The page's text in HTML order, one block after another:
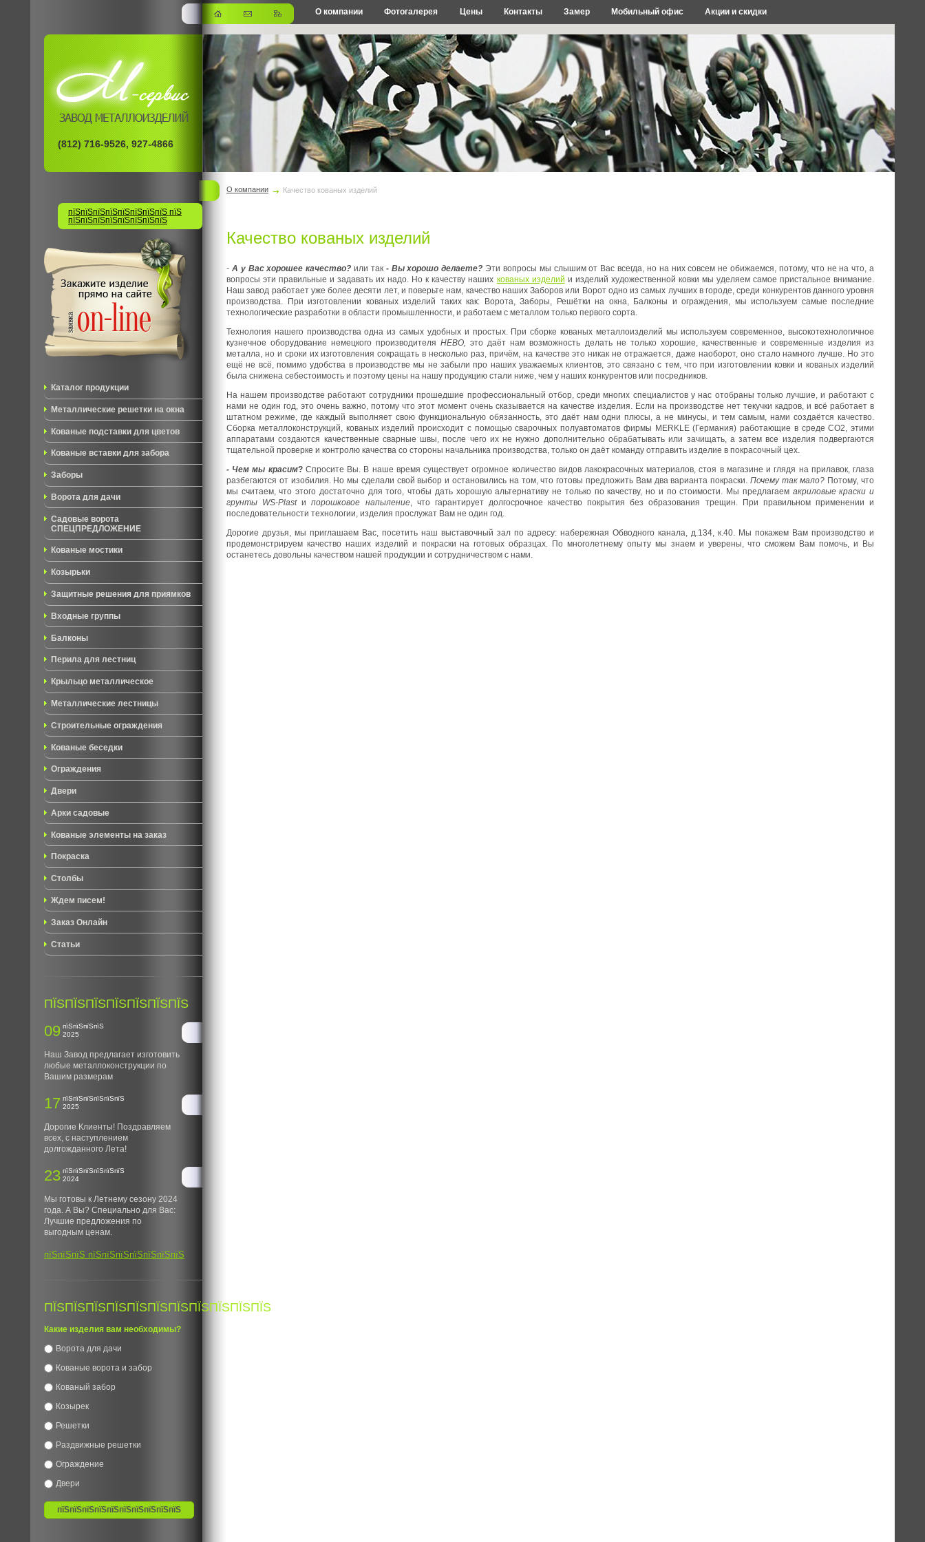
О компании Фотогалерея Цены Контакты Замер Мобильный офис Акции и скидки
(812) 716-9526, 927-4866
пїЅпїЅпїЅпїЅпїЅпїЅпїЅпїЅ пїЅ
пїЅпїЅпїЅпїЅпїЅпїЅпїЅпїЅ
Каталог продукции
Металлические решетки на окна
Кованые подставки для цветов
Кованые вставки для забора
Заборы
Ворота для дачи
Садовые ворота
СПЕЦПРЕДЛОЖЕНИЕ
Кованые мостики
Козырьки
Защитные решения для приямков
Входные группы
Балконы
Перила для лестниц
Крыльцо металлическое
Металлические лестницы
Строительные ограждения
Кованые беседки
Ограждения
Двери
Арки садовые
Кованые элементы на заказ
Покраска
Столбы
Ждем писем!
Заказ Онлайн
Статьи
ПЇЅПЇЅПЇЅПЇЅПЇЅПЇЅПЇЅ
09 пїЅпїЅпїЅпїЅ
2025
Наш Завод предлагает изготовить
любые металлоконструкции по
Вашим размерам
17 пїЅпїЅпїЅпїЅпїЅпїЅ
2025
Дорогие Клиенты! Поздравляем
всех, с наступлением
долгожданного Лета!
23 пїЅпїЅпїЅпїЅпїЅпїЅ
2024
Мы готовы к Летнему сезону 2024
года. А Вы? Специально для Вас:
Лучшие предложения по
выгодным ценам.
пїЅпїЅпїЅ пїЅпїЅпїЅпїЅпїЅпїЅпїЅ
ПЇЅПЇЅПЇЅПЇЅПЇЅПЇЅПЇЅПЇЅПЇЅПЇЅПЇЅ
Какие изделия вам необходимы?
Ворота для дачи
Кованые ворота и забор
Кованый забор
Козырек
Решетки
Раздвижные решетки
Ограждение
Двери
О компании Качество кованых изделий
Качество кованых изделий
- А у Вас хорошее качество? или так - Вы хорошо делаете? Эти вопросы мы слышим от Вас всегда, но на них совсем не обижаемся, потому, что не на что, а
вопросы эти правильные и задавать их надо. Но к качеству наших кованых изделий и изделий художественной ковки мы уделяем самое пристальное внимание.
Наш завод работает уже более десяти лет, и поверьте нам, качество наших Заборов или Ворот одно из самых лучших в городе, среди конкурентов данного уровня
производства. При изготовлении кованых изделий таких как: Ворота, Заборы, Решётки на окна, Балконы и ограждения, мы используем самые последние
технологические разработки в области промышленности, и работаем с металлом только первого сорта.
Технология нашего производства одна из самых удобных и простых. При сборке кованых металлоизделий мы используем современное, высокотехнологичное
кузнечное оборудование немецкого производителяHEBO,это даёт нам возможность делать не только хорошие, качественные и современные изделия из
металла, но и сроки их изготовления сокращать в несколько раз, причём, на качестве это никак не отражается, даже наоборот, оно стало намного лучше. Но это
ещё не всё, помимо удобства в производстве мы не забыли про наших уважаемых клиентов, это связано с тем, что при изготовлении ковки и кованых изделий
была снижена себестоимость и поэтому цены на нашу продукцию стали ниже, чем у наших конкурентов или посредников.
На нашем производстве работают сотрудники прошедшие профессиональный отбор, среди многих специалистов у нас отобраны только лучшие, и работают с
нами не один год, это очень важно, потому что этот момент очень сказывается на качестве изделия. Если на производстве нет текучки кадров, и всё работает в
штатном режиме, где каждый выполняет свою функциональную обязанность, это даёт нам одни плюсы, а не минусы, и тем самым, нами создаётся качество.
Сборка металлоконструкций, кованых изделий происходит с помощью сварочных полуавтоматов фирмы MERKLE (Германия) работающие в среде СО2, этими
аппаратами создаются качественные сварные швы, после чего их не нужно дополнительно обрабатывать или зачищать, а затем все изделия подвергаются
тщательной проверке и контролю качества со стороны начальника производства, только он даёт команду отправить изделие в покрасочный цех.
- Чем мы красим?Спросите Вы. В наше время существует огромное количество видов лакокрасочных материалов, стоя в магазине и глядя на прилавок, глаза
разбегаются от изобилия. Но мы сделали свой выбор и остановились на том, что готовы предложить Вам два варианта покраски. Почему так мало? Потому, что
мы считаем, что этого достаточно для того, чтобы дать хорошую альтернативу не только по качеству, но и по стоимости. Мы предлагаем акриловые краски и
грунты WS-Plastипорошковое напыление, что гарантирует долгосрочное качество покрытия без образования трещин. При правильном применении и
последовательности технологии, изделия прослужат Вам не один год.
Дорогие друзья, мы приглашаем Вас, посетить наш выставочный зал по адресу: набережная Обводного канала, д.134, к.40. Мы покажем Вам производство и
продемонстрируем качество наших изделий и покраски на готовых образцах. По многолетнему опыту мы знаем и уверены, что сможем Вам помочь, и Вы
останетесь довольны качеством нашей продукции и сотрудничеством с нами.